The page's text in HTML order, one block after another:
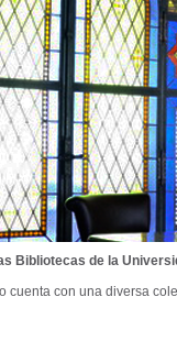
Bibliotecas de la
cuenta con una diversa